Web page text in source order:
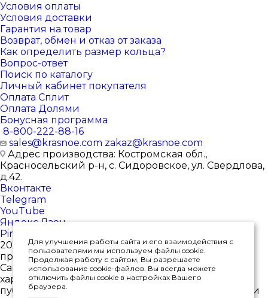
Условия оплаты
Условия доставки
Гарантия на товар
Возврат, обмен и отказ от заказа
Как определить размер кольца?
Вопрос-ответ
Поиск по каталогу
Личный кабинет покупателя
Оплата Сплит
Оплата Долями
Бонусная программа
8-800-222-88-16
sales@krasnoe.com zakaz@krasnoe.com
Адрес производства: Костромская обл.,
Красносельский р-н, с. Сидоровское, ул. Свердлова,
д.42.
Вконтакте
Telegram
YouTube
Яндекс.Дзен
Pinterest
2026 © Интернет-магазин ювелирных изделий от
производителя
Сайт носит исключительно информационный
характер, и ни при каких условиях не является
публичной офертой, определяемой положениями
Для улучшения работы сайта и его взаимодействия с
пользователями мы используем файлы cookie.
Продолжая работу с сайтом, Вы разрешаете
использование cookie-файлов. Вы всегда можете
отключить файлы cookie в настройках Вашего
браузера.